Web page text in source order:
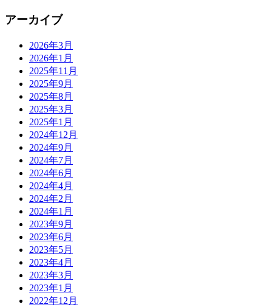
アーカイブ
2026年3月
2026年1月
2025年11月
2025年9月
2025年8月
2025年3月
2025年1月
2024年12月
2024年9月
2024年7月
2024年6月
2024年4月
2024年2月
2024年1月
2023年9月
2023年6月
2023年5月
2023年4月
2023年3月
2023年1月
2022年12月